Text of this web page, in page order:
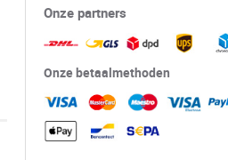
Onze partners
Onze betaalmethoden